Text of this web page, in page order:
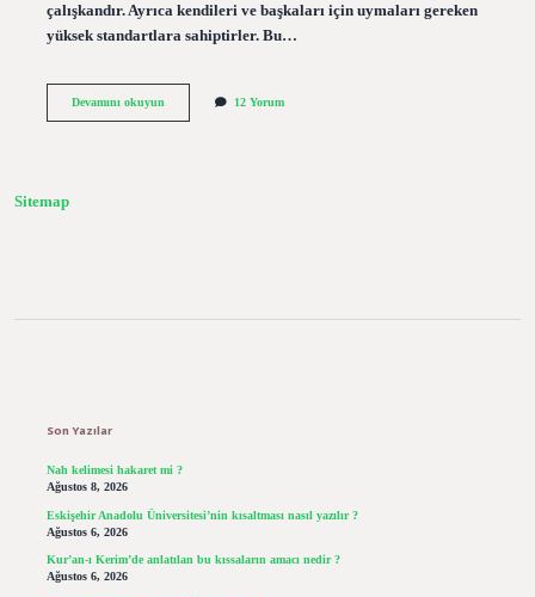
çalışkandır. Ayrıca kendileri ve başkaları için uymaları gereken
yüksek standartlara sahiptirler. Bu…
Devamını okuyunA
12 Yorum
Sitemap
Son Yazılar
Nah kelimesi hakaret mi ?
Ağustos 8, 2026
Eskişehir Anadolu Üniversitesi’nin kısaltması nasıl yazılır ?
Ağustos 6, 2026
Kur’an-ı Kerim’de anlatılan bu kıssaların amacı nedir ?
Ağustos 6, 2026